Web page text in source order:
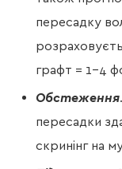
пересадку
графт = 1–4
Обстеження
пересадки
скринінг на